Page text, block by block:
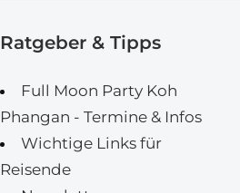
Ratgeber & Tipps
Full Moon Party Koh
Phangan - Termine & Infos
Wichtige Links für
Reisende